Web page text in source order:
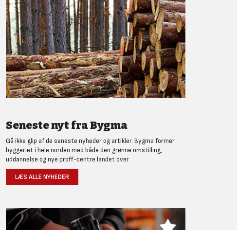
Seneste nyt fra Bygma
Gå ikke glip af de seneste nyheder og artikler. Bygma former
byggeriet i hele norden med både den grønne omstilling,
uddannelse og nye proff-centre landet over.
LÆS ALLE NYHEDER